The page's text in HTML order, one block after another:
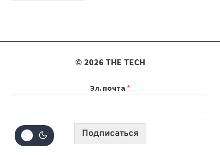
© 2026 THE TECH
Эл. почта *
Подписаться